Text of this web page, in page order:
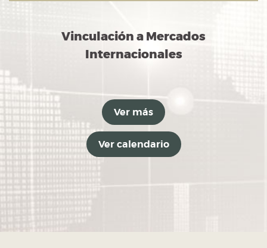
Vinculación a Mercados
Internacionales
Ver más
Ver calendario